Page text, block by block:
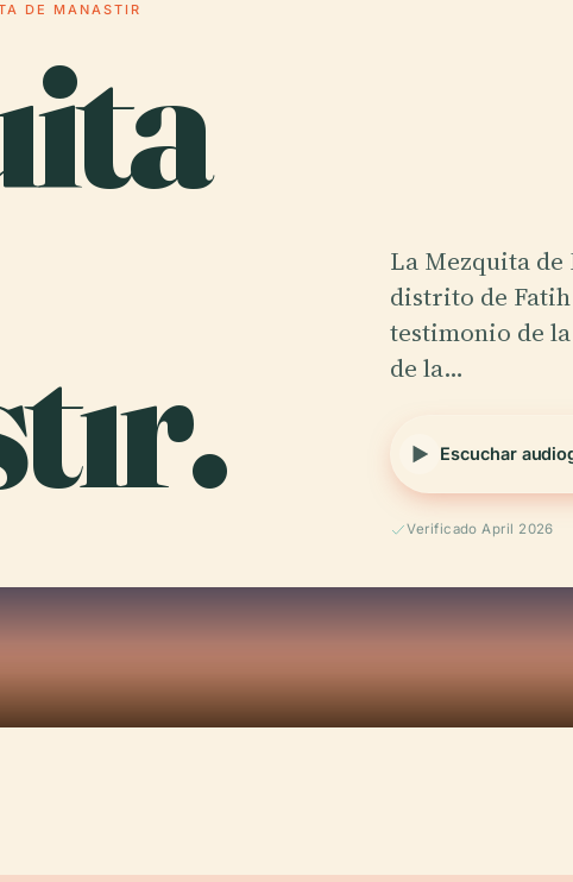
DE MANASTIR
La Mezquita de
distrito de
testimonio de
de la…
Escuchar
Verificado April 2026